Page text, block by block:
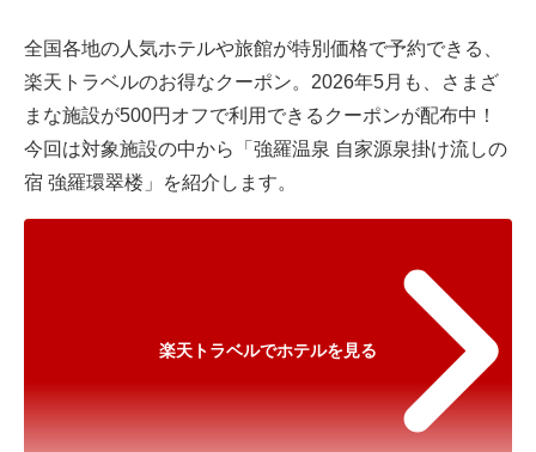
全国各地の人気ホテルや旅館が特別価格で予約できる、
楽天トラベルのお得なクーポン。2026年5月も、さまざ
まな施設が500円オフで利用できるクーポンが配布中！
今回は対象施設の中から「強羅温泉 自家源泉掛け流しの
宿 強羅環翠楼」を紹介します。
楽天トラベルでホテルを見る